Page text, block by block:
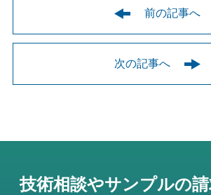
前の記事へ
次の記事へ
技術相談やサンプルの